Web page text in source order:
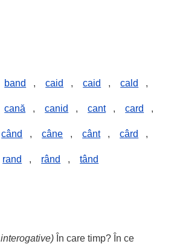
band , caid , caid , cald ,
cană , canid , cant , card ,
când , câne , cânt , cârd ,
rand , rând , tând
interogative)În care timp? În ce